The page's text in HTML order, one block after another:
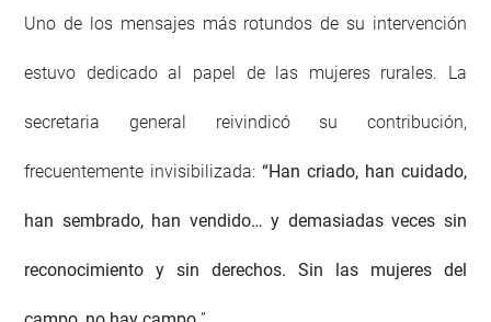
Uno de los mensajes más rotundos de su intervención
estuvo dedicado al papel de las mujeres rurales. La
secretaria general reivindicó su contribución,
frecuentemente invisibilizada:“Han criado, han cuidado,
han sembrado, han vendido… y demasiadas veces sin
reconocimiento y sin derechos. Sin las mujeres del